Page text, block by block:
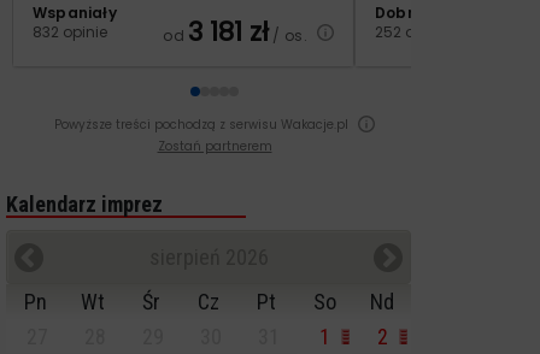
Wspaniały
832 opinie
od 3 181 zł/ os.
Dobry
252 opinie
Powyższe treści pochodzą z serwisu Wakacje.pl
Zostań partnerem
Kalendarz imprez
Pn
Wt Śr Cz Pt So
Nd
1
2